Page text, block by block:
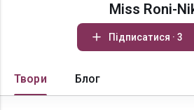
Miss Roni-
Підписатися · 3
Твори Блог